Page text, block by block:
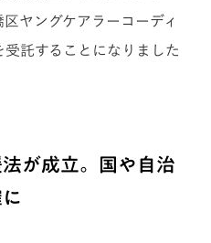
ヤングケアラーコーディ
託することになりました
が成立。国や自治